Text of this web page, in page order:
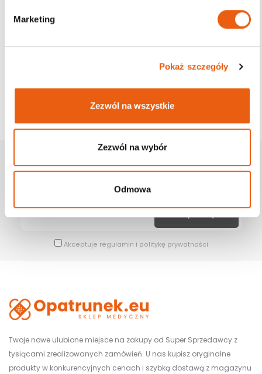
Marketing
Pokaż szczegóły
Zezwól na wszystkie
Zezwól na wybór
Odmowa
Zapisz Się Na Newsletter
Akceptuje regulamin i politykę prywatności
Twoje nowe ulubione miejsce na zakupy od Super Sprzedawcy z
tysiącami zrealizowanych zamówień. U nas kupisz oryginalne
produkty w konkurencyjnych cenach i szybką dostawą z magazynu